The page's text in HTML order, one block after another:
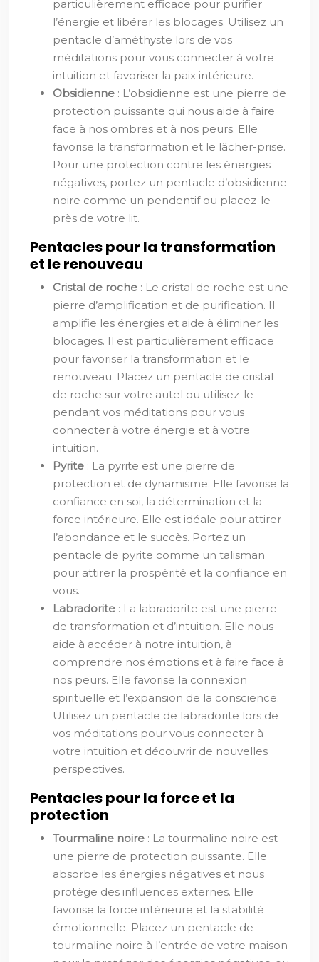
particulièrement efficace pour purifier
l’énergie et libérer les blocages. Utilisez un
pentacle d’améthyste lors de vos
méditations pour vous connecter à votre
intuition et favoriser la paix intérieure.
Obsidienne : L’obsidienne est une pierre de
protection puissante qui nous aide à faire
face à nos ombres et à nos peurs. Elle
favorise la transformation et le lâcher-prise.
Pour une protection contre les énergies
négatives, portez un pentacle d’obsidienne
noire comme un pendentif ou placez-le
près de votre lit.
Pentacles pour la transformation
et le renouveau
Cristal de roche : Le cristal de roche est une
pierre d’amplification et de purification. Il
amplifie les énergies et aide à éliminer les
blocages. Il est particulièrement efficace
pour favoriser la transformation et le
renouveau. Placez un pentacle de cristal
de roche sur votre autel ou utilisez-le
pendant vos méditations pour vous
connecter à votre énergie et à votre
intuition.
Pyrite : La pyrite est une pierre de
protection et de dynamisme. Elle favorise la
confiance en soi, la détermination et la
force intérieure. Elle est idéale pour attirer
l’abondance et le succès. Portez un
pentacle de pyrite comme un talisman
pour attirer la prospérité et la confiance en
vous.
Labradorite : La labradorite est une pierre
de transformation et d’intuition. Elle nous
aide à accéder à notre intuition, à
comprendre nos émotions et à faire face à
nos peurs. Elle favorise la connexion
spirituelle et l’expansion de la conscience.
Utilisez un pentacle de labradorite lors de
vos méditations pour vous connecter à
votre intuition et découvrir de nouvelles
perspectives.
Pentacles pour la force et la
protection
Tourmaline noire : La tourmaline noire est
une pierre de protection puissante. Elle
absorbe les énergies négatives et nous
protège des influences externes. Elle
favorise la force intérieure et la stabilité
émotionnelle. Placez un pentacle de
tourmaline noire à l’entrée de votre maison